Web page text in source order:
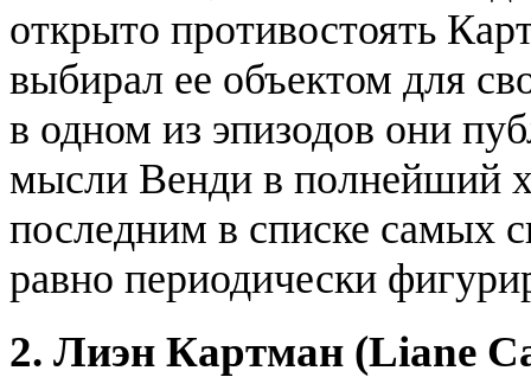
открыто противостоять
выбирал ее объектом для
в одном из эпизодов они
мысли Венди в полнейший
последним в списке самых
равно периодически
2. Лиэн Картман (Liane